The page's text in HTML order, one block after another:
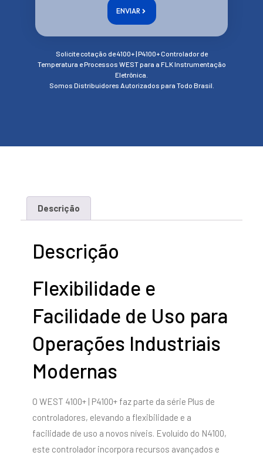
ENVIAR
Solicite cotação de 4100+ | P4100+ Controlador de
Temperatura e Processos WEST para a FLK Instrumentação
Eletrônica.
Somos Distribuidores Autorizados para Todo Brasil.
Descrição
Descrição
Flexibilidade e
Facilidade de Uso para
Operações Industriais
Modernas
O WEST 4100+ | P4100+ faz parte da série Plus de
controladores, elevando a flexibilidade e a
facilidade de uso a novos níveis. Evoluído do N4100,
este controlador incorpora recursos avançados e